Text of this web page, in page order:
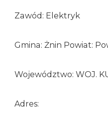
Zawód: Elektryk
Gmina: Żnin Powiat:
Województwo: WOJ.
Adres: